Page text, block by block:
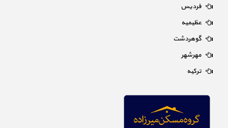
فردیس
عظیمیه
گوهردشت
مهرشهر
ترکیه